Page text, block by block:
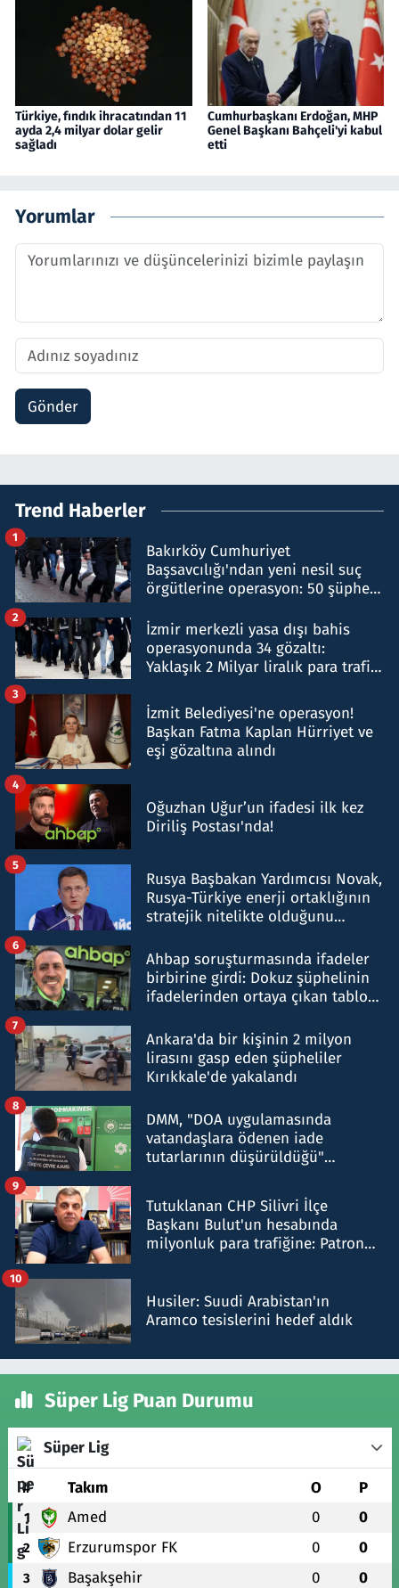
Türkiye, fındık ihracatından 11
ayda 2,4 milyar dolar gelir
sağladı
Cumhurbaşkanı Erdoğan, MHP
Genel Başkanı Bahçeli'yi kabul
etti
Yorumlar
Gönder
Trend Haberler
Bakırköy Cumhuriyet
Başsavcılığı'ndan yeni nesil suç
örgütlerine operasyon: 50 şüpheli
1
İzmir merkezli yasa dışı bahis
operasyonunda 34 gözaltı:
Yaklaşık 2 Milyar liralık para trafiği
2
İzmit Belediyesi'ne operasyon!
Başkan Fatma Kaplan Hürriyet ve
eşi gözaltına alındı
3
Oğuzhan Uğur’un ifadesi ilk kez
Diriliş Postası'nda!
4
Rusya Başbakan Yardımcısı Novak,
Rusya-Türkiye enerji ortaklığının
stratejik nitelikte olduğunu
5
Ahbap soruşturmasında ifadeler
birbirine girdi: Dokuz şüphelinin
ifadelerinden ortaya çıkan tablo
6
Ankara'da bir kişinin 2 milyon
lirasını gasp eden şüpheliler
Kırıkkale'de yakalandı
7
DMM, "DOA uygulamasında
vatandaşlara ödenen iade
tutarlarının düşürüldüğü"
8
Tutuklanan CHP Silivri İlçe
Başkanı Bulut'un hesabında
milyonluk para trafiğine: Patron
9
Husiler: Suudi Arabistan'ın
Aramco tesislerini hedef aldık
10
Süper Lig Puan Durumu
Süper Lig
# Takım O P
1 Amed 0 0
2 Erzurumspor FK 0 0
3 Başakşehir 0 0